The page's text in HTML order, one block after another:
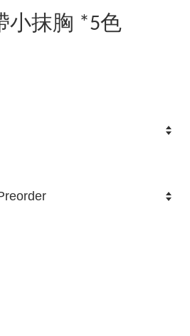
小抹胸 *5色